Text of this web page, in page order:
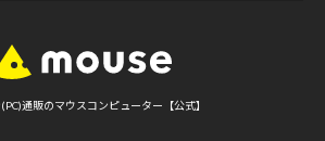
通販のマウスコンピューター【公式】